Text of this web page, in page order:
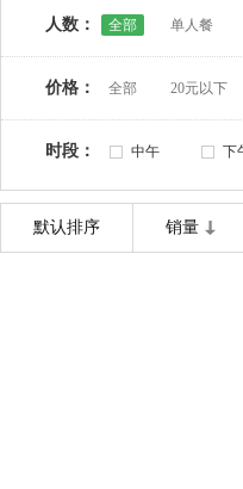
人数： 全部 单人餐
价格： 全部 20元以下
时段： 中午 下
默认排序 销量